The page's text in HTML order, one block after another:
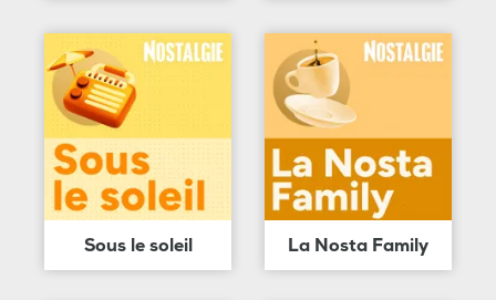
Sous le soleil La Nosta Family